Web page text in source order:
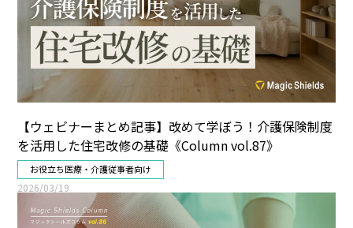
【ウェビナーまとめ記事】改めて学ぼう！介護保険制度
を活用した住宅改修の基礎《Column vol.87》
お役立ち医療・介護従事者向け
2026/03/19